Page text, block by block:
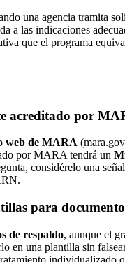
una agencia tramita
a las indicaciones
que el programa
acreditado por
web de MARA
por MARA tendrá un
considérelo una
para
de respaldo, aunque el
en una plantilla sin